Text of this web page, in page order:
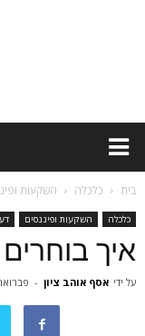
בית כלכלה השקעות
כלכלה השקעות ופיננסים
איך
על ידי אסף אוהב ציון - פברואר 15,